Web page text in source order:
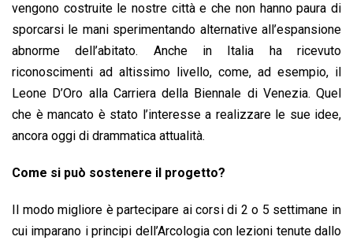
vengono costruite le nostre città e che non hanno paura di
sporcarsi le mani sperimentando alternative all’espansione
abnorme dell’abitato. Anche in Italia ha ricevuto
riconoscimenti ad altissimo livello, come, ad esempio, il
Leone D’Oro alla Carriera della Biennale di Venezia. Quel
che è mancato è stato l’interesse a realizzare le sue idee,
ancora oggi di drammatica attualità.
Come si può sostenere il progetto?
Il modo migliore è partecipare ai corsi di 2 o 5 settimane in
cui imparano i principi dell’Arcologia con lezioni tenute dallo